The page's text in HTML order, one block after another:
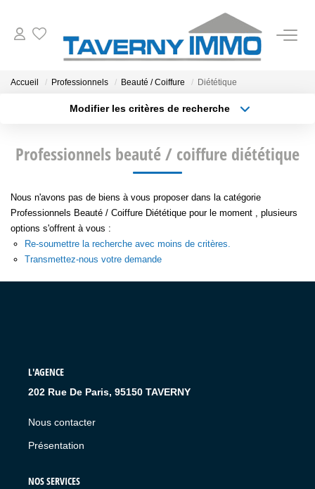
ESTIMATION
OUTILS
NOTRE AGENCE
CONTACT
Accueil Professionnels Beauté / Coiffure Diététique
Modifier les critères de recherche
Type de bien
Budget max Plus de critères
Professionnels beauté / coiffure diététique
Nous n'avons pas de biens à vous proposer dans la catégorie
Professionnels Beauté / Coiffure Diététique pour le moment , plusieurs
options s'offrent à vous :
Re-soumettre la recherche avec moins de critères.
Transmettez-nous votre demande
L'AGENCE
202 Rue De Paris, 95150 TAVERNY
Nous contacter
Présentation
NOS SERVICES